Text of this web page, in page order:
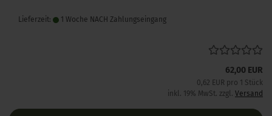
Lieferzeit: 1 Woche NACH Zahlungseingang
62,00 EUR
0,62 EUR pro 1 Stück
inkl. 19% MwSt. zzgl. Versand